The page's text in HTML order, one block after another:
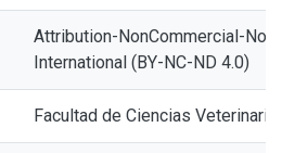
Attribution-NonCommercial-
International (BY-NC-ND 4.0)
Facultad de Ciencias